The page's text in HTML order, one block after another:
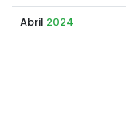
Abril 2024